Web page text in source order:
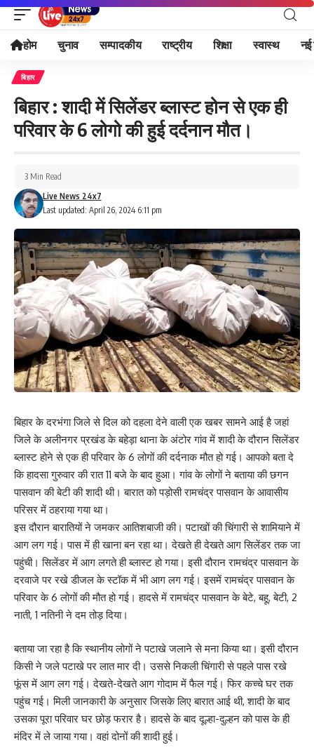
होम चुनाव सम्पादकीय राष्ट्रीय शिक्षा स्वास्थ नई
बिहार
बिहार : शादी में सिलेंडर ब्लास्ट होन से एक ही
परिवार के 6 लोगो की हुई दर्दनान मौत।
Last updated: April 26, 2024 6:11 pm
Live News 24x7
3 Min Read
बिहार के दरभंगा जिले से दिल को दहला देने वाली एक खबर सामने आई है जहां
जिले के अलीनगर प्रखंड के बहेड़ा थाना के अंटोर गांव में शादी के दौरान सिलेंडर
ब्लास्ट होने से एक ही परिवार के 6 लोगों की दर्दनाक मौत हो गई। आपको बता दे
कि हादसा गुरुवार की रात 11 बजे के बाद हुआ। गांव के लोगों ने बताया की छगन
पासवान की बेटी की शादी थी। बारात को पड़ोसी रामचंद्र पासवान के आवासीय
परिसर में ठहराया गया था।
इस दौरान बारातियों ने जमकर आतिशबाजी की। पटाखों की चिंगारी से शामियाने में
आग लग गई। पास में ही खाना बन रहा था। देखते ही देखते आग सिलेंडर तक जा
पहुंची। सिलेंडर में आग लगते ही ब्लास्ट हो गया। इसी दौरान रामचंद्र पासवान के
दरवाजे पर रखे डीजल के स्टॉक में भी आग लग गई। इसमें रामचंद्र पासवान के
परिवार के 6 लोगों की मौत हो गई। हादसे में रामचंद्र पासवान के बेटे, बहू, बेटी, 2
नाती, 1 नतिनी ने दम तोड़ दिया।
बताया जा रहा है कि स्थानीय लोगों ने पटाखे जलाने से मना किया था। इसी दौरान
किसी ने जले पटाखे पर लात मार दी। उससे निकली चिंगारी से पहले पास रखे
फूंस में आग लग गई। देखते-देखते आग गोदाम में फैल गई। फिर कच्चे घर तक
पहुंच गई। मिली जानकारी के अनुसार जिसके लिए बारात आई थी, शादी के बाद
उसका पूरा परिवार घर छोड़ फरार है। हादसे के बाद दूल्हा-दुल्हन को पास के ही
मंदिर में ले जाया गया। वहां दोनों की शादी हुई।